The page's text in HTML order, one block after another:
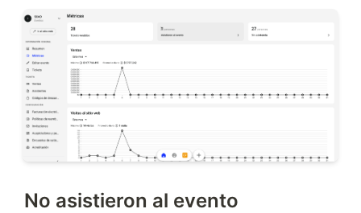
No asistieron al evento